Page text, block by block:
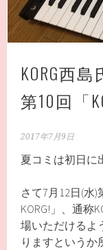
KORG西
第10回「
2017年7月9日
夏コミは初日に
さて7月12日(水)
KORG!」、通称
場いただけるよ
りますというか